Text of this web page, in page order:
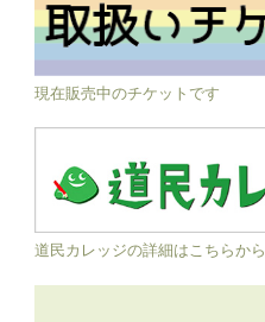
現在販売中のチケットです
道民カレッジの詳細はこちらから